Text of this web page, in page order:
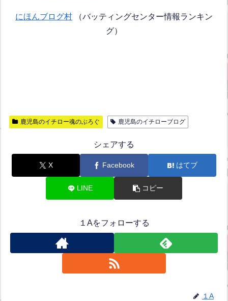
にほんブログ村 （バッティングセンター情報ランキン
グ）
鹿児島のイチロー魂のぶろぐ 鹿児島のイチローブログ
シェアする
X Facebook はてブ
LINE コピー
１Aをフォローする
１A